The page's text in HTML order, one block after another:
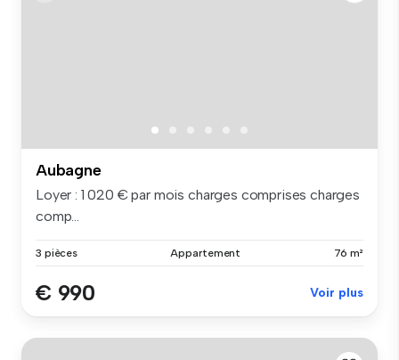
Aubagne
Loyer : 1 020 € par mois charges comprises charges
comp...
3 pièces Appartement 76 m²
€ 990 Voir plus